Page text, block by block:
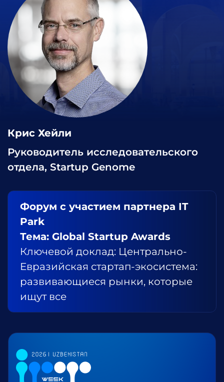
Крис Хейли
Руководитель исследовательского
отдела, Startup Genome
Форум с участием партнера IT
Park
Тема: Global Startup Awards
Ключевой доклад: Центрально-
Евразийская стартап-экосистема:
развивающиеся рынки, которые
ищут все